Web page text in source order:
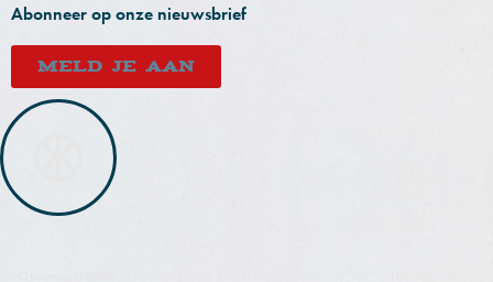
Abonneer op onze nieuwsbrief
MELD JE AAN